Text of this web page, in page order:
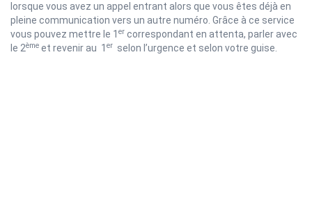
lorsque vous avez un appel entrant alors que vous êtes déjà en
pleine communication vers un autre numéro. Grâce à ce service
vous pouvez mettre le 1 er correspondant en attenta, parler avec
le 2ème et revenir au 1 er selon l’urgence et selon votre guise.